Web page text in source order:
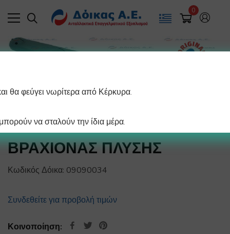
0
ΒΡΑΧΙΟΝΑΣ ΠΛΥΣΗΣ
Κωδικός Δόικα: 09090034
Συνδεθείτε για προβολή τιμών
Κοινοποίηση:
θα φεύγει νωρίτερα από Κέρκυρα.
να σταλούν την ίδια μέρα.